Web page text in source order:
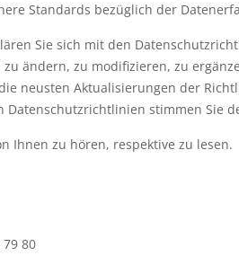
Standards bezüglich der
Sie sich mit den
ändern, zu modifizieren, zu
neusten Aktualisierungen der
Datenschutzrichtlinien stimmen Sie
Ihnen zu hören, respektive zu lesen.
79 80